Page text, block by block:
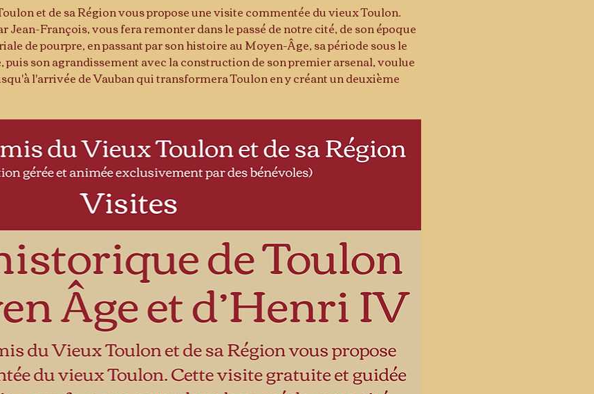
et de sa Région vous propose une visite commentée du vieux Toulon.
Jean-François, vous fera remonter dans le passé de notre cité, de son époque
de pourpre, en passant par son histoire au Moyen-Âge, sa période sous le
puis son agrandissement avec la construction de son premier arsenal, voulue
l'arrivée de Vauban qui transformera Toulon en y créant un deuxième